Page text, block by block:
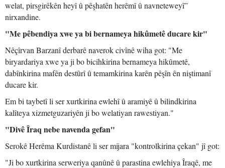
welat, pirsgirêkên heyî û pêşhatên herêmî û navneteweyî”
nirxandine.
"Me pêbendiya xwe ya bi bernameya hikûmetê ducare kir"
Nêçîrvan Barzanî derbarê naverok civînê wiha got: "Me
biryardariya xwe ya ji bo bicihkirina bernameya hikûmetê,
dabînkirina mafên destûrî û temamkirina karên pêşîn ên niştimanî
ducare kir.
Em bi taybetî li ser xurtkirina ewlehî û aramiyê û bilindkirina
kalîteya xizmetguzariyên ji bo welatiyan rawestiyan."
"Divê Îraq nebe navenda gefan"
Serokê Herêma Kurdistanê li ser mijara "kontrolkirina çekan" jî got:
"Ji bo xurtkirina serweriya qanûnê û parastina ewlehiya Îraqê, me